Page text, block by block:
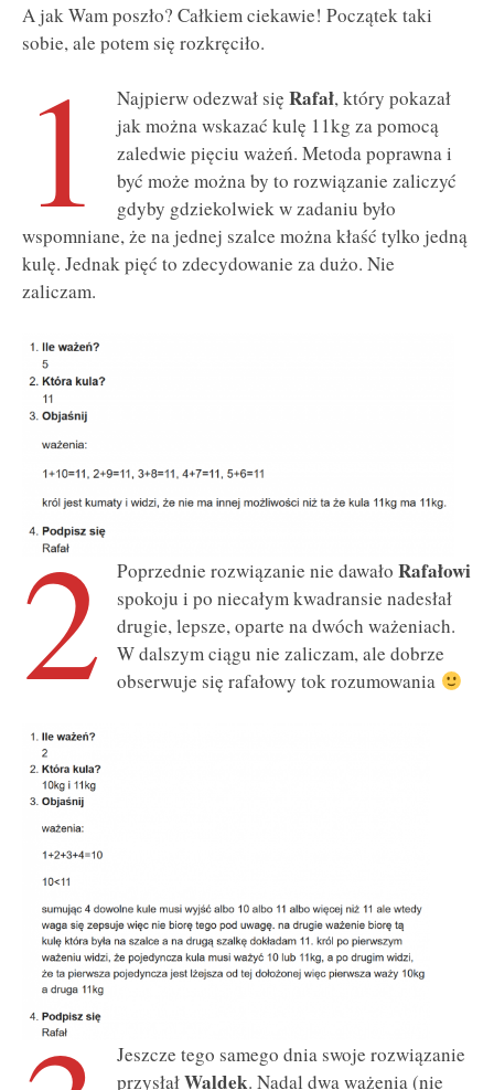
A jak Wam poszło? Całkiem ciekawie! Początek taki
sobie, ale potem się rozkręciło.
1 Najpierw odezwał sięRafał, który pokazał
jak można wskazać kulę 11kg za pomocą
zaledwie pięciu ważeń. Metoda poprawna i
być może można by to rozwiązanie zaliczyć
gdyby gdziekolwiek w zadaniu było
wspomniane, że na jednej szalce można kłaść tylko jedną
kulę. Jednak pięć to zdecydowanie za dużo. Nie
zaliczam.
2 Poprzednie rozwiązanie nie dawałoRafałowi
spokoju i po niecałym kwadransie nadesłał
drugie, lepsze, oparte na dwóch ważeniach.
W dalszym ciągu nie zaliczam, ale dobrze
obserwuje się rafałowy tok rozumowania
Jeszcze tego samego dnia swoje rozwiązanie
przysłałWaldek. Nadal dwa ważenia (nie